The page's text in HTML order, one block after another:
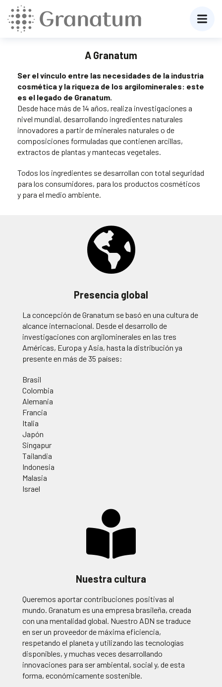
A Granatum
Ser el vínculo entre las necesidades de la industria
cosmética y la riqueza de los argilominerales: este
es el legado de Granatum.
Desde hace más de 14 años, realiza investigaciones a
nivel mundial, desarrollando ingredientes naturales
innovadores a partir de minerales naturales o de
composiciones formuladas que contienen arcillas,
extractos de plantas y mantecas vegetales.
Todos los ingredientes se desarrollan con total seguridad
para los consumidores, para los productos cosméticos
y para el medio ambiente.
Presencia global
La concepción de Granatum se basó en una cultura de
alcance internacional. Desde el desarrollo de
investigaciones con argilominerales en las tres
Américas, Europa y Asia, hasta la distribución ya
presente en más de 35 países:
Brasil
Colombia
Alemania
Francia
Italia
Japón
Singapur
Tailandia
Indonesia
Malasia
Israel
Nuestra cultura
Queremos aportar contribuciones positivas al
mundo. Granatum es una empresa brasileña, creada
con una mentalidad global. Nuestro ADN se traduce
en ser un proveedor de máxima eficiencia,
respetando el planeta y utilizando las tecnologías
disponibles, y muchas veces desarrollando
innovaciones para ser ambiental, social y, de esta
forma, económicamente sostenible.